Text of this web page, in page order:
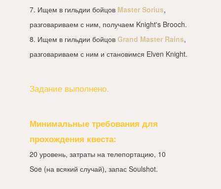
7. Ищем в гильдии бойцов Master Sorius,
разговариваем с ним, получаем Knight's Brooch.
8. Ищем в гильдии бойцов Grand Master Rains,
разговариваем с ним и становимся Elven Knight.
Задание выполнено.
Минимальные требования для
прохождения квеста:
20 уровень, затраты на телепортацию, 10
Soe (на всякий случай), запас Soulshot.